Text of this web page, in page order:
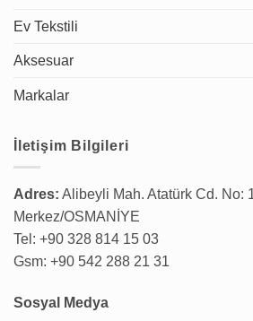
Ev Tekstili
Aksesuar
Markalar
İletişim Bilgileri
Adres: Alibeyli Mah. Atatürk Cd. No:
Merkez/OSMANİYE
Tel: +90 328 814 15 03
Gsm: +90 542 288 21 31
Sosyal Medya